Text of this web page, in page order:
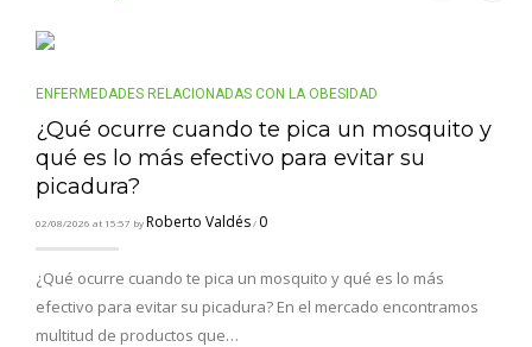
ENFERMEDADES RELACIONADAS CON LA OBESIDAD
¿Qué ocurre cuando te pica un mosquito y
qué es lo más efectivo para evitar su
picadura?
02/08/2026 at 15:57 byRoberto Valdés/ 0
¿Qué ocurre cuando te pica un mosquito y qué es lo más
efectivo para evitar su picadura? En el mercado encontramos
multitud de productos que…